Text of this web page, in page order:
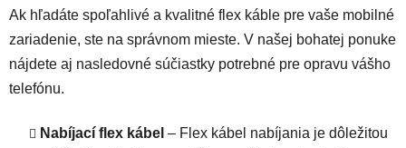
Ak hľadáte spoľahlivé a kvalitné flex káble pre vaše mobilné
zariadenie, ste na správnom mieste. V našej bohatej ponuke
nájdete aj nasledovné súčiastky potrebné pre opravu vášho
telefónu.
Nabíjací flex kábel – Flex kábel nabíjania je dôležitou